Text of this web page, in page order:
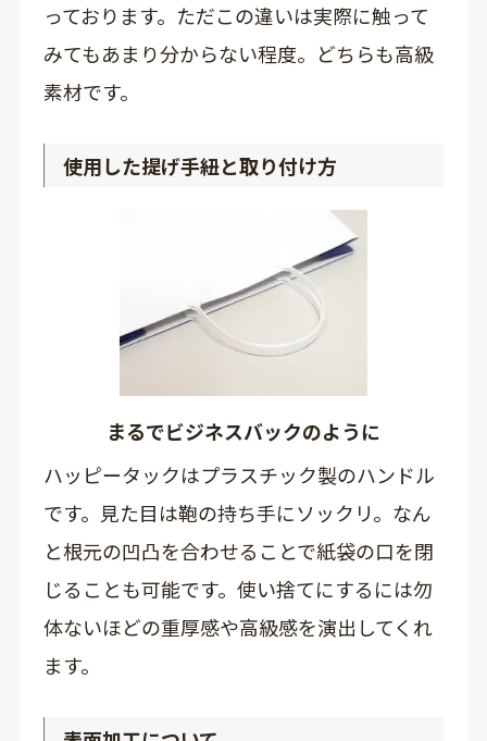
っております。ただこの違いは実際に触って
みてもあまり分からない程度。どちらも高級
素材です。
使用した提げ手紐と取り付け方
まるでビジネスバックのように
ハッピータックはプラスチック製のハンドル
です。見た目は鞄の持ち手にソックリ。なん
と根元の凹凸を合わせることで紙袋の口を閉
じることも可能です。使い捨てにするには勿
体ないほどの重厚感や高級感を演出してくれ
ます。